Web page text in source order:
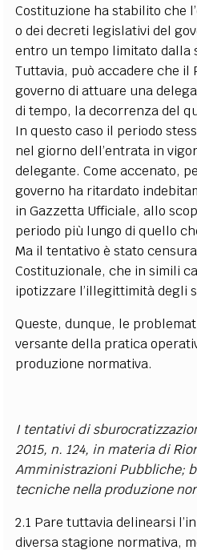
Costituzione ha stabilito che
o dei decreti legislativi del
entro un tempo limitato dalla
Tuttavia, può accadere che il
governo di attuare una
di tempo, la decorrenza del
In questo caso il periodo
nel giorno dell’entrata in
delegante. Come accenato,
governo ha ritardato
in Gazzetta Ufficiale, allo
periodo più lungo di quello
Ma il tentativo è stato
Costituzionale, che in simili
ipotizzare l’illegittimità degli
Queste, dunque, le
versante della pratica
produzione normativa.
I tentativi di
2015, n. 124, in materia di
Amministrazioni Pubbliche;
tecniche nella produzione
2.1 Pare tuttavia delinearsi
diversa stagione normativa,